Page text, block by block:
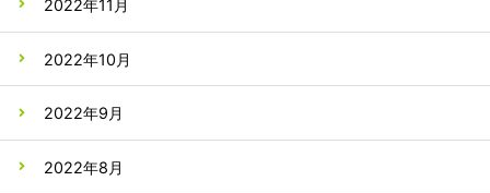
2022年11月
2022年10月
2022年9月
2022年8月